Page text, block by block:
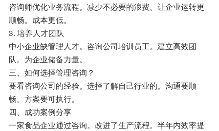
咨询师优化业务流程。减少不必要的浪费。让企业运转更
顺畅。成本更低。
3. 培养人才团队
中小企业缺管理人才。咨询公司培训员工。建立高效团
队。为企业储备力量。
三、如何选择管理咨询？
要看咨询公司的经验。选择了解自己行业的。沟通要顺
畅。方案要可执行。
四、成功案例分享
一家食品企业通过咨询。改进了生产流程。半年内效率提